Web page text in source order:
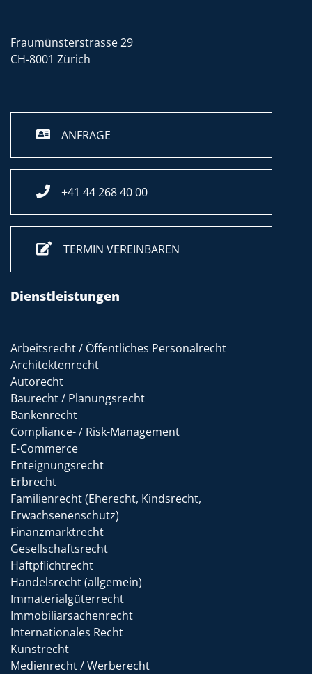
Fraumünsterstrasse 29
CH-8001 Zürich
ANFRAGE
+41 44 268 40 00
TERMIN VEREINBAREN
Dienstleistungen
Arbeitsrecht / Öffentliches Personalrecht
Architektenrecht
Autorecht
Baurecht / Planungsrecht
Bankenrecht
Compliance- / Risk-Management
E-Commerce
Enteignungsrecht
Erbrecht
Familienrecht (Eherecht, Kindsrecht,
Erwachsenenschutz)
Finanzmarktrecht
Gesellschaftsrecht
Haftpflichtrecht
Handelsrecht (allgemein)
Immaterialgüterrecht
Immobiliarsachenrecht
Internationales Recht
Kunstrecht
Medienrecht / Werberecht